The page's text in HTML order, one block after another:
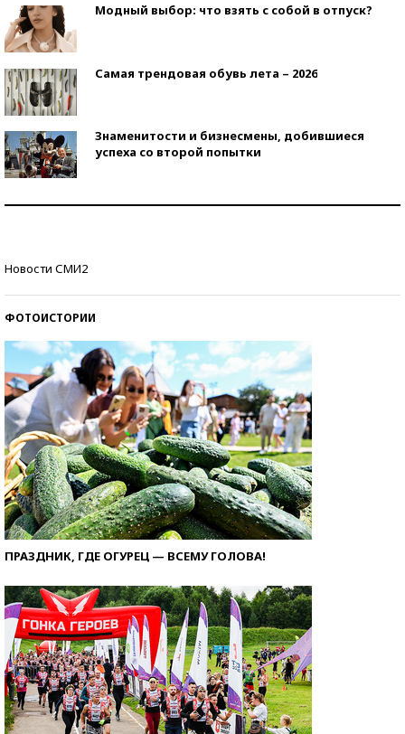
Модный выбор: что взять с собой в отпуск?
Самая трендовая обувь лета – 2026
Знаменитости и бизнесмены, добившиеся
успеха со второй попытки
Новости СМИ2
ФОТОИСТОРИИ
ПРАЗДНИК, ГДЕ ОГУРЕЦ — ВСЕМУ ГОЛОВА!